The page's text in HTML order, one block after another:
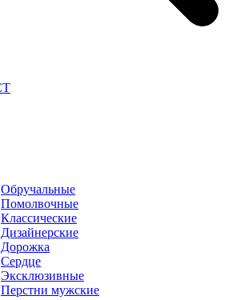
Обручальные
Помолвочные
Классические
Дизайнерские
Дорожка
Сердце
Эксклюзивные
Перстни мужские